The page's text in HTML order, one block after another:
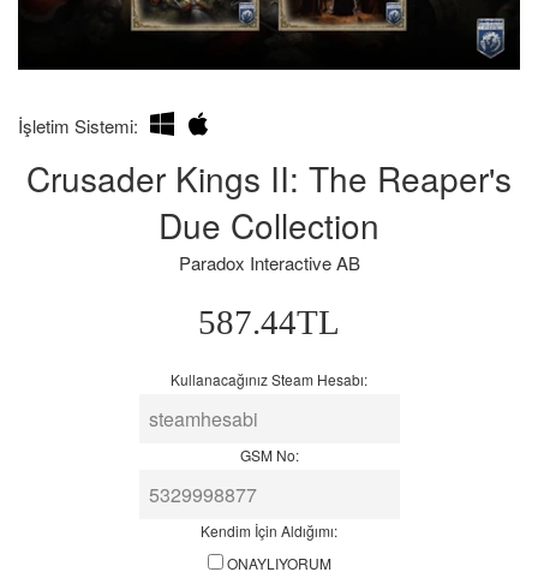
Crusader Kings II: The Reaper's
Due Collection
Paradox Interactive AB
Normal
Fiyat
587.44TL
Kullanacağınız Steam Hesabı:
GSM No:
Kendim İçin Aldığımı:
Kendim
Aldığımı:
ONAYLIYORUM
Bilgilerin
olması
İşletim Sistemi: